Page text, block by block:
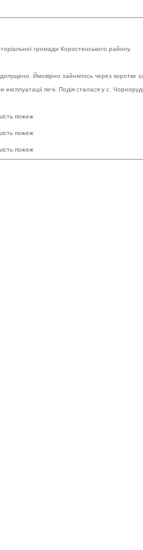
громади Коростенського району.
Ймовірно зайнялось через коротке
печі. Подія сталася у с.